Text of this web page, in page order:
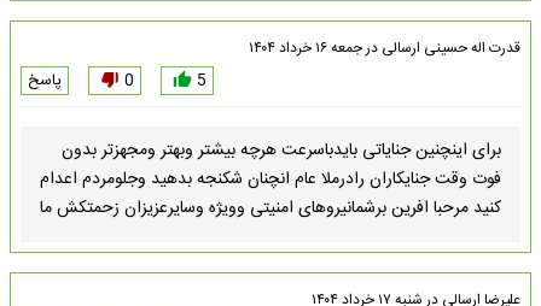
قدرت اله حسینی ارسالی درجمعه ۱۶ خرداد ۱۴۰۴
5
0 پاسخ
برای اینچنین جنایاتی بایدباسرعت هرچه بیشتر وبهتر ومجهزتر بدون
فوت وقت جنایکاران رادرملا عام انچنان شکنجه بدهید وجلومردم اعدام
کنید مرحبا افرین برشمانیروهای امنیتی وویژه وسایرعزیزان زحمتکش ما
علیرضا ارسالی در شنبه ۱۷ خرداد ۱۴۰۴